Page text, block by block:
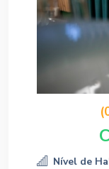
Nível de